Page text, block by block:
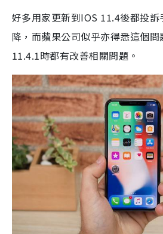
好多用家更新到IOS 11.4後都投
降，而蘋果公司似乎亦得悉這個
11.4.1時都有改善相關問題。